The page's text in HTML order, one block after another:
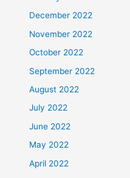
December 2022
November 2022
October 2022
September 2022
August 2022
July 2022
June 2022
May 2022
April 2022